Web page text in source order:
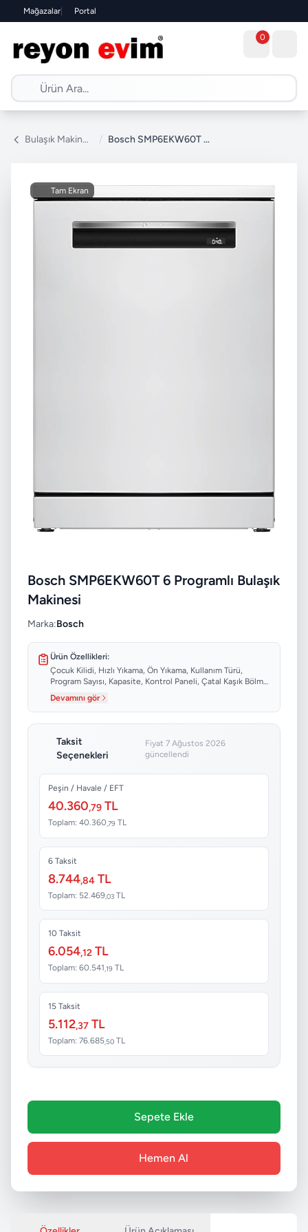
Mağazalar| Portal
0
Bulaşık Makinesi / Bosch SMP6EKW60T 6 Programlı Bulaşık Makinesi
Tam Ekran
Bosch SMP6EKW60T 6 Programlı Bulaşık
Makinesi
Marka:Bosch
Ürün Özellikleri:
Çocuk Kilidi, Hızlı Yıkama, Ön Yıkama, Kullanım Türü,
Program Sayısı, Kapasite, Kontrol Paneli, Çatal Kaşık Bölme
Tipi...
Devamını gör
Taksit
Seçenekleri
Fiyat 7 Ağustos 2026
güncellendi
Peşin / Havale / EFT
40.360,79 TL
Toplam: 40.360,79 TL
6 Taksit
8.744,84 TL
Toplam: 52.469,03 TL
10 Taksit
6.054,12 TL
Toplam: 60.541,19 TL
15 Taksit
5.112,37 TL
Toplam: 76.685 ,50 TL
Sepete Ekle
Hemen Al